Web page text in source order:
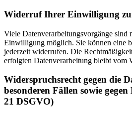
Widerruf Ihrer Einwilligung
Viele Datenverarbeitungsvorgänge sind
Einwilligung möglich. Sie können eine
jederzeit widerrufen. Die
erfolgten Datenverarbeitung bleibt vom
Widerspruchsrecht gegen die
besonderen Fällen sowie
21 DSGVO)